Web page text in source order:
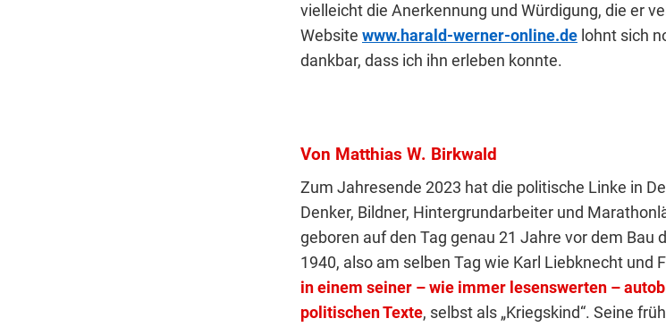
vielleicht die Anerkennung und Würdigung, die er
Website www.harald-werner-online.de lohnt sich
dankbar, dass ich ihn erleben konnte.
Von Matthias W. Birkwald
Zum Jahresende 2023 hat die politische Linke in
Denker, Bildner, Hintergrundarbeiter und
geboren auf den Tag genau 21 Jahre vor dem Bau
1940, also am selben Tag wie Karl Liebknecht und
in einem seiner – wie immer lesenswerten –
politischen Texte, selbst als „Kriegskind“. Seine